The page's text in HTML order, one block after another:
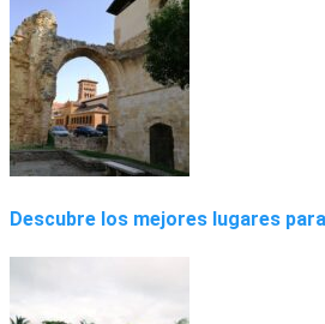
Descubre los mejores lugares